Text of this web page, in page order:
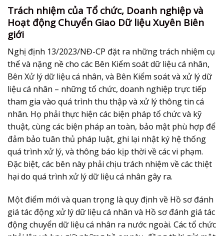
Trách nhiệm của Tổ chức, Doanh nghiệp và
Hoạt động Chuyển Giao Dữ liệu Xuyên Biên
giới
Nghị định 13/2023/NĐ-CP đặt ra những trách nhiệm cụ
thể và nặng nề cho các Bên Kiểm soát dữ liệu cá nhân,
Bên Xử lý dữ liệu cá nhân, và Bên Kiểm soát và xử lý dữ
liệu cá nhân – những tổ chức, doanh nghiệp trực tiếp
tham gia vào quá trình thu thập và xử lý thông tin cá
nhân. Họ phải thực hiện các biện pháp tổ chức và kỹ
thuật, cùng các biện pháp an toàn, bảo mật phù hợp để
đảm bảo tuân thủ pháp luật, ghi lại nhật ký hệ thống
quá trình xử lý, và thông báo kịp thời về các vi phạm.
Đặc biệt, các bên này phải chịu trách nhiệm về các thiệt
hại do quá trình xử lý dữ liệu cá nhân gây ra.
Một điểm mới và quan trọng là quy định về Hồ sơ đánh
giá tác động xử lý dữ liệu cá nhân và Hồ sơ đánh giá tác
động chuyển dữ liệu cá nhân ra nước ngoài. Các tổ chức